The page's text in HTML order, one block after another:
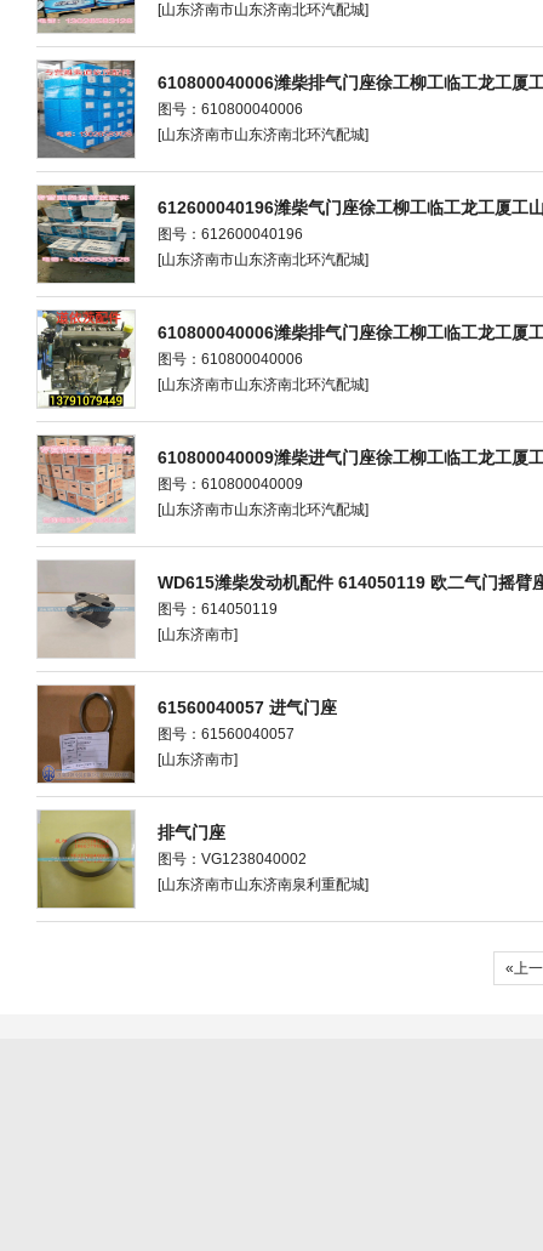
[山东济南市山东济南北环汽配城]
610800040006潍柴排气门座徐工柳工临工龙工厦
图号：610800040006
[山东济南市山东济南北环汽配城]
612600040196潍柴气门座徐工柳工临工龙工厦工
图号：612600040196
[山东济南市山东济南北环汽配城]
610800040006潍柴排气门座徐工柳工临工龙工厦
图号：610800040006
[山东济南市山东济南北环汽配城]
610800040009潍柴进气门座徐工柳工临工龙工厦
图号：610800040009
[山东济南市山东济南北环汽配城]
WD615潍柴发动机配件 614050119 欧二气门摇臂
图号：614050119
[山东济南市]
61560040057 进气门座
图号：61560040057
[山东济南市]
排气门座
图号：VG1238040002
[山东济南市山东济南泉利重配城]
«上